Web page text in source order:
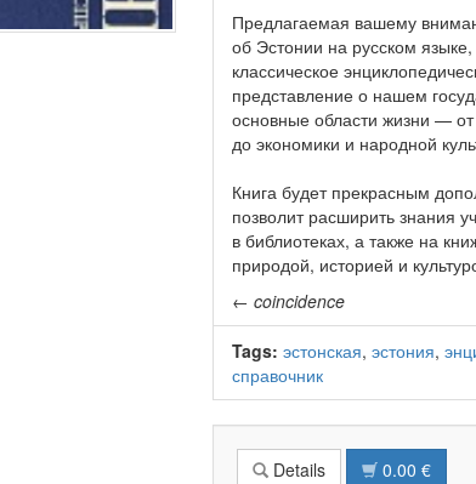
Предлагаемая вашему
об Эстонии на русском
классическое
представление о нашем
основные области жизни —
до экономики и народной
Книга будет прекрасным
позволит расширить знания
в библиотеках, а также на
природой, историей и
← coincidence
Tags: эстонская, эстония,
справочник
Details 0.00 €